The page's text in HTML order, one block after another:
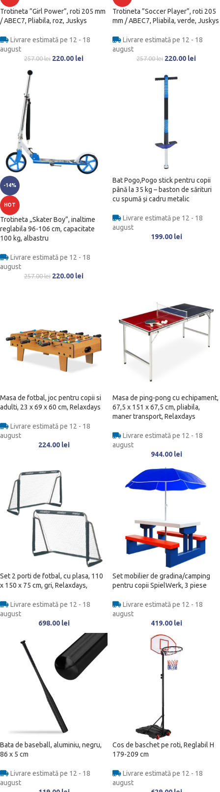
Trotineta ”Girl Power”, roti 205 mm
/ ABEC7, Pliabila, roz, Juskys
Livrare estimată pe 12 - 18
august
257.00lei 220.00 lei
Trotineta ”Soccer Player”, roti 205
mm / ABEC7, Pliabila, verde, Juskys
Livrare estimată pe 12 - 18
august
257.00lei 220.00 lei
-14%
HOT
Trotineta „Skater Boy”, inaltime
reglabila 96-106 cm, capacitate
100 kg, albastru
Livrare estimată pe 12 - 18
august
257.00lei 220.00 lei
Bat Pogo,Pogo stick pentru copii
până la 35 kg – baston de sărituri
cu spumă și cadru metalic
Livrare estimată pe 12 - 18
august
199.00 lei
Masa de fotbal, joc pentru copii si
adulti, 23 x 69 x 60 cm, Relaxdays
Livrare estimată pe 12 - 18
august
224.00 lei
Masa de ping-pong cu echipament,
67,5 x 151 x 67,5 cm, pliabila,
maner transport, Relaxdays
Livrare estimată pe 12 - 18
august
944.00 lei
Set 2 porti de fotbal, cu plasa, 110
x 150 x 75 cm, gri, Relaxdays,
Livrare estimată pe 12 - 18
august
698.00 lei
Set mobilier de gradina/camping
pentru copii SpielWerk, 3 piese
Livrare estimată pe 12 - 18
august
419.00 lei
Bata de baseball, aluminiu, negru,
86 x 5 cm
Livrare estimată pe 12 - 18
august
Cos de baschet pe roti, Reglabil H
179-209 cm
Livrare estimată pe 12 - 18
august